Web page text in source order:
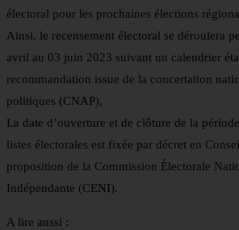
électoral pour les prochaines élections
Ainsi, le recensement électoral se déroulera
avril au 03 juin 2023 suivant un calendrier
recommandation issue de la concertation
politiques (CNAP),
La date d’ouverture et de clôture de la
listes électorales est fixée par décret en
proposition de la Commission Électorale
Indépendante (CENI).
A lire aussi :